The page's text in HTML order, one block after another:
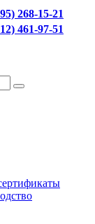
268-15-21
461-97-51